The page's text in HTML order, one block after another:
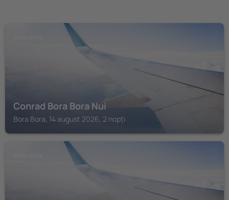
Conrad Bora Bora Nui
Bora Bora, 14 august 2026, 2 nopți